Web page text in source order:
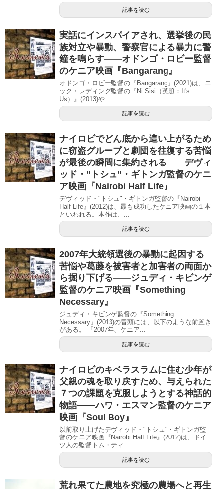
記事を読む
実話にインスパイアされ、選挙後の民
族対立や暴動、警察官による暴力に警
鐘を鳴らす――オドンゴ・ロビー監督
のケニア映画『Bangarang』
オドンゴ・ロビー監督の『Bangarang』(2021)は、ニ
ック・レディング監督の『Ni Sisi（英題：It's
Us）』(2013)や...
記事を読む
ナイロビでどん底から這い上がるため
に窃盗グループと劇団を往復する苦悩
が最後の瞬間に集約される――デヴィ
ッド・”トシュ”・ギトンガ監督のケニ
ア映画『Nairobi Half Life』
デヴィッド・"トシュ"・ギトンガ監督の『Nairobi
Half Life』(2012)は、最も成功したケニア映画の１本
といわれる。本作は、...
記事を読む
2007年大統領選後の暴動に起因する
苦悩や葛藤を被害者と加害者の両面か
ら掘り下げる――ジュディ・キビンゲ
監督のケニア映画『Something
Necessary』
ジュディ・キビンゲ監督の『Something
Necessary』(2013)の冒頭には、以下のような前置き
がある。 「2007年、ケニア...
記事を読む
ナイロビのキベラスラムに住む少年が
父親の魂を取り戻すため、与えられた
７つの課題を克服しようとする神話的
物語――ハワ・エスマン監督のケニア
映画『Soul Boy』
以前取り上げたデヴィッド・"トシュ"・ギトンガ監
督のケニア映画『Nairobi Half Life』(2012)は、ドイ
ツ人の監督トム・ティ...
記事を読む
荒れ果てた農地を究極の農場へと再生